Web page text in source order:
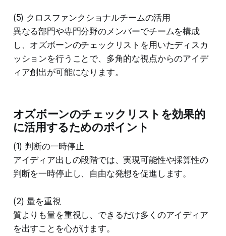
(5) クロスファンクショナルチームの活用
異なる部門や専門分野のメンバーでチームを構成
し、オズボーンのチェックリストを用いたディスカ
ッションを行うことで、多角的な視点からのアイデ
ィア創出が可能になります。
オズボーンのチェックリストを効果的
に活用するためのポイント
(1) 判断の一時停止
アイディア出しの段階では、実現可能性や採算性の
判断を一時停止し、自由な発想を促進します。
(2) 量を重視
質よりも量を重視し、できるだけ多くのアイディア
を出すことを心がけます。